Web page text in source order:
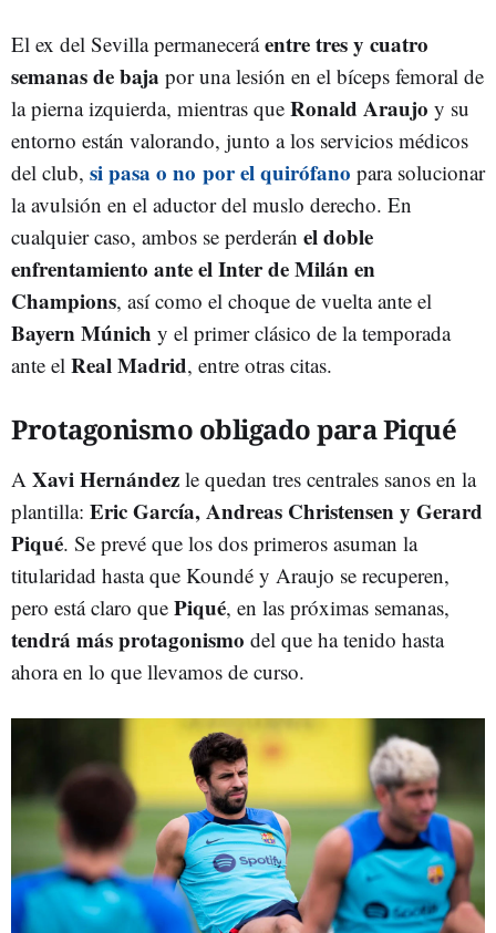
El ex del Sevilla permaneceráentre tres y cuatro
semanas de baja por una lesión en el bíceps femoral de
la pierna izquierda, mientras que Ronald Araujo y su
entorno están valorando, junto a los servicios médicos
del club, si pasa o no por el quirófano para solucionar
la avulsión en el aductor del muslo derecho. En
cualquier caso, ambos se perderán el doble
enfrentamiento ante el Inter de Milán en
Champions, así como el choque de vuelta ante el
Bayern Múnich y el primer clásico de la temporada
ante el Real Madrid, entre otras citas.
Protagonismo obligado para Piqué
A Xavi Hernández le quedan tres centrales sanos en la
plantilla: Eric García, Andreas Christensen y Gerard
Piqué. Se prevé que los dos primeros asuman la
titularidad hasta que Koundé y Araujo se recuperen,
pero está claro que Piqué, en las próximas semanas,
tendrá más protagonismo del que ha tenido hasta
ahora en lo que llevamos de curso.